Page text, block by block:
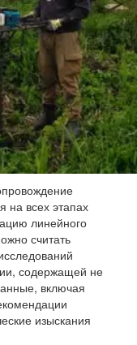
на всех этапах
линейного
считать
содержащей не
включая
изыскания